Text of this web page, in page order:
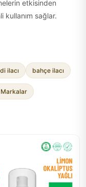
etkisinden
kullanım sağlar.
ilacı bahçe ilacı